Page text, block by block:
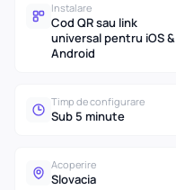
Instalare
Cod QR sau link
universal pentru iOS &
Android
Timp de configurare
Sub 5 minute
Acoperire
Slovacia